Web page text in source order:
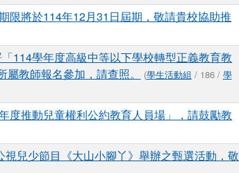
限將於114年12月31日屆期，敬請貴校協助推
114學年度高級中等以下學校轉型正義教育教
教師報名參加，請查照。
(學生活動組 / 186 / 學
度推動兒童權利公約教育人員場」，請鼓勵教
兒少節目《大山小腳丫》舉辦之甄選活動，敬